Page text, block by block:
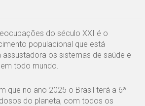
do século XXI é o
populacional que está
os sistemas de saúde e
todo mundo.
que no ano 2025 o Brasil terá a 6ª
do planeta, com todos os